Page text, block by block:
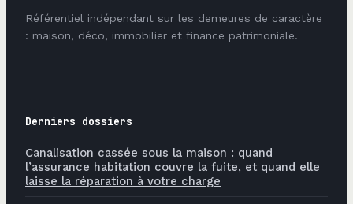
Référentiel indépendant sur les demeures de caractère
: maison, déco, immobilier et finance patrimoniale.
Derniers dossiers
Canalisation cassée sous la maison : quand
l’assurance habitation couvre la fuite, et quand elle
laisse la réparation à votre charge